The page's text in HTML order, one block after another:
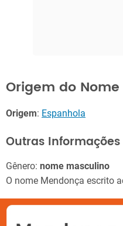
Origem do
Origem: Espanhola
Outras
Gênero: nome masculino
O nome Mendonça escrito